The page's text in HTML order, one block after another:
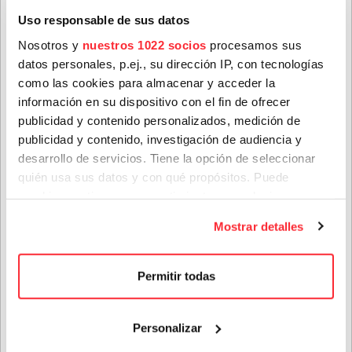
Uso responsable de sus datos
Nosotros y nuestros 1022 socios procesamos sus
datos personales, p.ej., su dirección IP, con tecnologías
como las cookies para almacenar y acceder la
información en su dispositivo con el fin de ofrecer
publicidad y contenido personalizados, medición de
publicidad y contenido, investigación de audiencia y
desarrollo de servicios. Tiene la opción de seleccionar
quién usa sus datos y con qué propósitos. Puede
Si lo permite, también quisiéramos:
Identificar su dispositivo analizándolo activamente
Mostrar detalles
Permitir todas
Personalizar
WEVAL
Países Bajos
Abierta contratación
ÚLTIMAS NOTICIAS
Apellidos
Correo electrónico*
Género(s) favorito(s):